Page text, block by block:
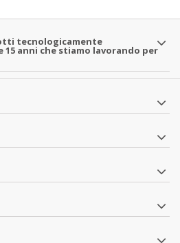
tecnologicamente
15 anni che stiamo lavorando per